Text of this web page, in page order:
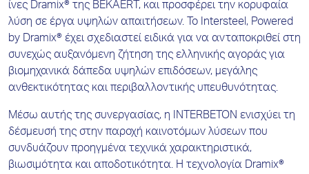
ίνες Dramix® της BEKAERT, και προσφέρει την κορυφαία
λύση σε έργα υψηλών απαιτήσεων. Το Intersteel, Powered
by Dramix® έχει σχεδιαστεί ειδικά για να ανταποκριθεί στη
συνεχώς αυξανόμενη ζήτηση της ελληνικής αγοράς για
βιομηχανικά δάπεδα υψηλών επιδόσεων, μεγάλης
ανθεκτικότητας και περιβαλλοντικής υπευθυνότητας.
Μέσω αυτής της συνεργασίας, η INTERBETON ενισχύει τη
δέσμευσή της στην παροχή καινοτόμων λύσεων που
συνδυάζουν προηγμένα τεχνικά χαρακτηριστικά,
βιωσιμότητα και αποδοτικότητα. Η τεχνολογία Dramix®